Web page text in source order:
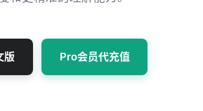
版 Pro会员代充值